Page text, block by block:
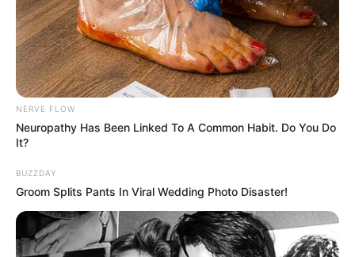
What Happened To The Blue Lagoon Cast? See
BRAINBERRIES
NERVE FLOW
Neuropathy Has Been Linked To A Common Habit. Do You Do
It?
BUZZDAY
Groom Splits Pants In Viral Wedding Photo Disaster!